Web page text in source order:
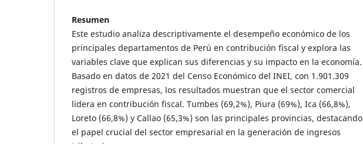
Resumen
Este estudio analiza descriptivamente el desempeño económico de los
principales departamentos de Perú en contribución fiscal y explora las
variables clave que explican sus diferencias y su impacto en la economía.
Basado en datos de 2021 del Censo Económico del INEI, con 1.901.309
registros de empresas, los resultados muestran que el sector comercial
lidera en contribución fiscal. Tumbes (69,2%), Piura (69%), Ica (66,8%),
Loreto (66,8%) y Callao (65,3%) son las principales provincias, destacando
el papel crucial del sector empresarial en la generación de ingresos